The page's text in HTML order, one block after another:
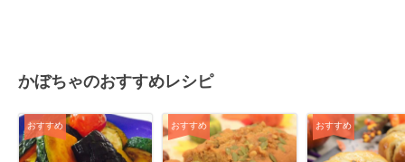
かぼちゃのおすすめレシピ
おすすめ おすすめ おすすめ